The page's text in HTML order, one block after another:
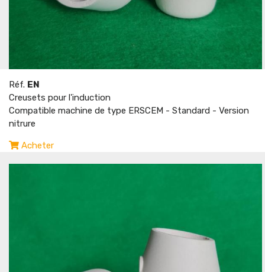
Réf. EN
Creusets pour l'induction
Compatible machine de type ERSCEM - Standard - Version
nitrure
Acheter